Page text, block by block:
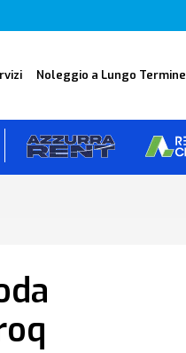
Noleggio a Lungo Termine